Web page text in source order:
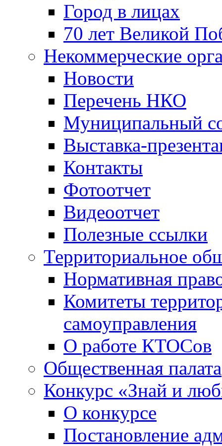
Город в лицах
70 лет Великой
Некоммерческие
Новости
Перечень НКО
Муниципальный
Выставка-
Контакты
Фотоотчет
Видеоотчет
Полезные ссылки
Территориальное
Нормативная
Комитеты
самоуправления
О работе КТОСов
Общественная палата
Конкурс «Знай и
О конкурсе
Постановление